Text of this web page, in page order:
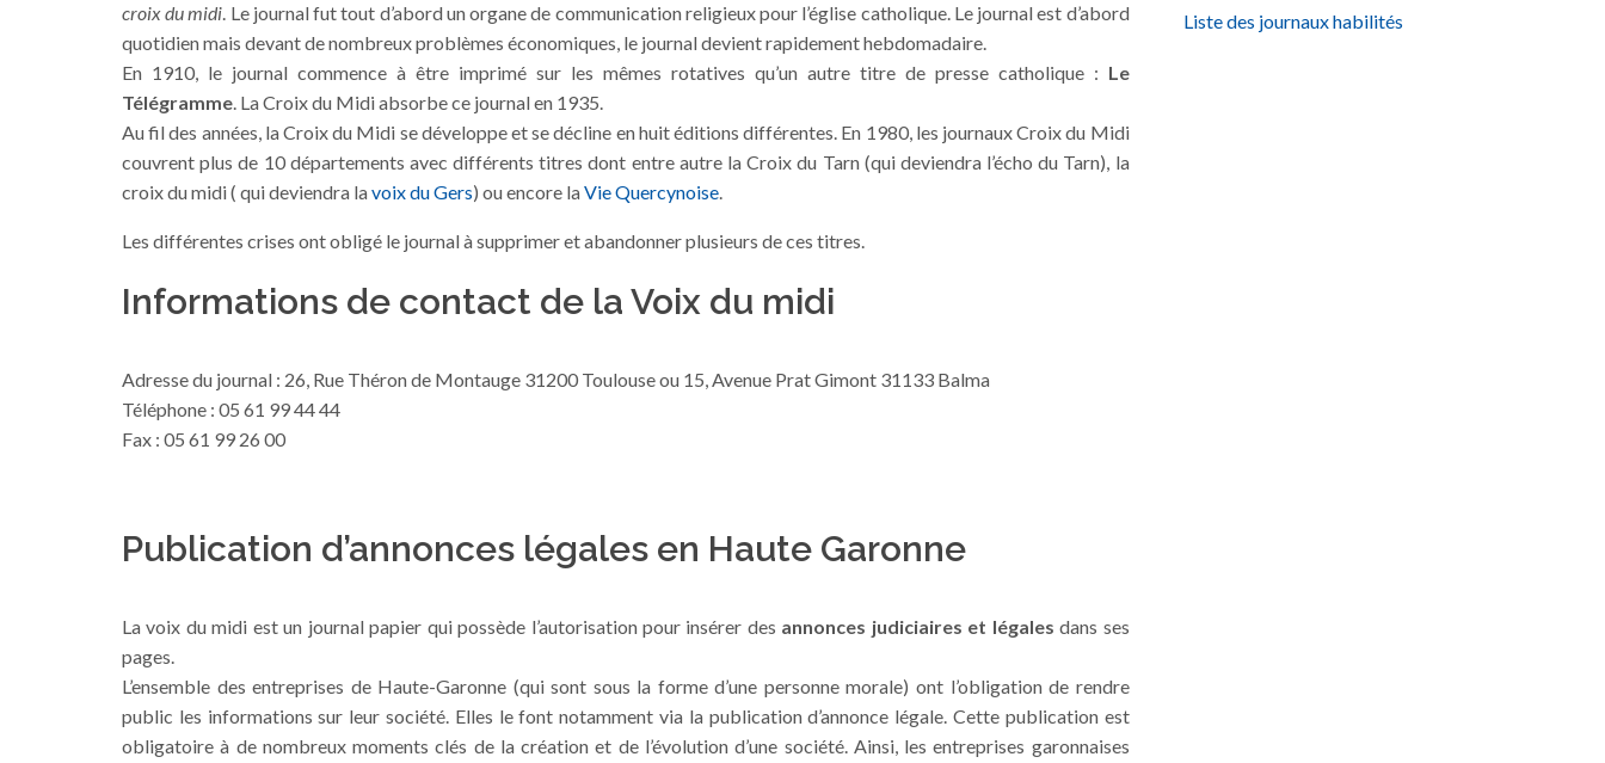
croix du midi. Le journal fut tout d’abord un organe de communication religieux pour l’église catholique. Le journal est d’abord
quotidien mais devant de nombreux problèmes économiques, le journal devient rapidement hebdomadaire.
En 1910, le journal commence à être imprimé sur les mêmes rotatives qu’un autre titre de presse catholique : Le
Télégramme. La Croix du Midi absorbe ce journal en 1935.
Au fil des années, la Croix du Midi se développe et se décline en huit éditions différentes. En 1980, les journaux Croix du Midi
couvrent plus de 10 départements avec différents titres dont entre autre la Croix du Tarn (qui deviendra l’écho du Tarn), la
croix du midi ( qui deviendra lavoix du Gers) ou encore laVie Quercynoise.
Les différentes crises ont obligé le journal à supprimer et abandonner plusieurs de ces titres.
Informations de contact de la Voix du midi
Adresse du journal : 26, Rue Théron de Montauge 31200 Toulouse ou 15, Avenue Prat Gimont 31133 Balma
Téléphone : 05 61 99 44 44
Fax : 05 61 99 26 00
Publication d’annonces légales en Haute Garonne
La voix du midi est un journal papier qui possède l’autorisation pour insérer des annonces judiciaires et légales dans ses
pages.
L’ensemble des entreprises de Haute-Garonne (qui sont sous la forme d’une personne morale) ont l’obligation de rendre
public les informations sur leur société. Elles le font notamment via la publication d’annonce légale. Cette publication est
obligatoire à de nombreux moments clés de la création et de l’évolution d’une société. Ainsi, les entreprises garonnaises
Liste des journaux habilités